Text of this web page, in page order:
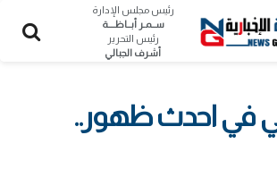
رئيس مجلس الإدارة
ســمـر أبــاظــــة
رئيس التحرير
أشرف الجبالي
في احدث ظهور..